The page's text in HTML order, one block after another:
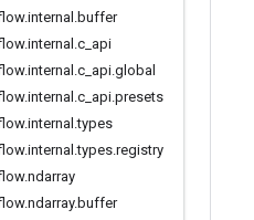
.internal .buffer
.internal .c api
.internal .c api.global
.internal .c api.presets
.internal .types
.internal .types.registry
.ndarray
.ndarray.buffer